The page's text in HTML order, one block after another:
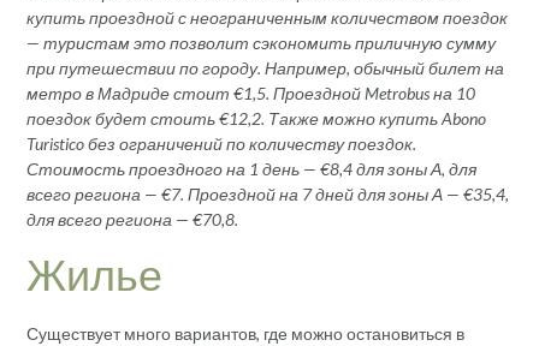
купить проездной с неограниченным количеством поездок
— туристам это позволит сэкономить приличную сумму
при путешествии по городу. Например, обычный билет на
метро в Мадриде стоит €1,5. Проездной Metrobus на 10
поездок будет стоить €12,2. Также можно купить Abono
Turistico без ограничений по количеству поездок.
Стоимость проездного на 1 день — €8,4 для зоны А, для
всего региона — €7. Проездной на 7 дней для зоны А — €35,4,
для всего региона — €70,8.
Жилье
Существует много вариантов, где можно остановиться в